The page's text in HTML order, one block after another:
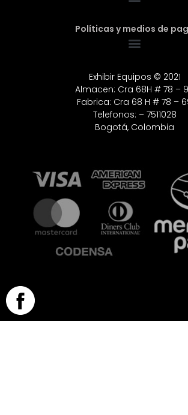
Políticas y medios de
Exhibir Equipos © 2021
Almacen: Cra 68H # 78 –
Fabrica: Cra 68 H # 78 –
Telefonos: – 7511028
Bogotá, Colombia